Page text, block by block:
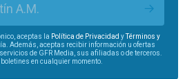
A.M.
aceptas la Política de Privacidad yTérminos y
Además, aceptas recibir información u ofertas
de GFR Media, sus afiliadas o de terceros.
en cualquier momento.